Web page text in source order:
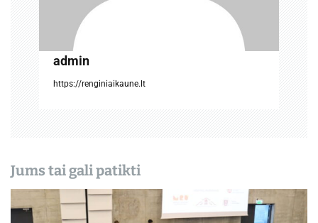
admin
https://renginiaikaune.lt
Jums tai gali patikti